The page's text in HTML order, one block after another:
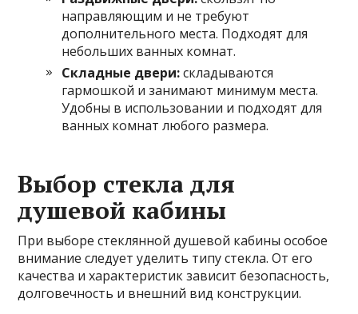
направляющим и не требуют
дополнительного места. Подходят для
небольших ванных комнат.
Складные двери:складываются
гармошкой и занимают минимум места.
Удобны в использовании и подходят для
ванных комнат любого размера.
Выбор стекла для
душевой кабины
При выборе стеклянной душевой кабины особое
внимание следует уделить типу стекла. От его
качества и характеристик зависит безопасность,
долговечность и внешний вид конструкции.